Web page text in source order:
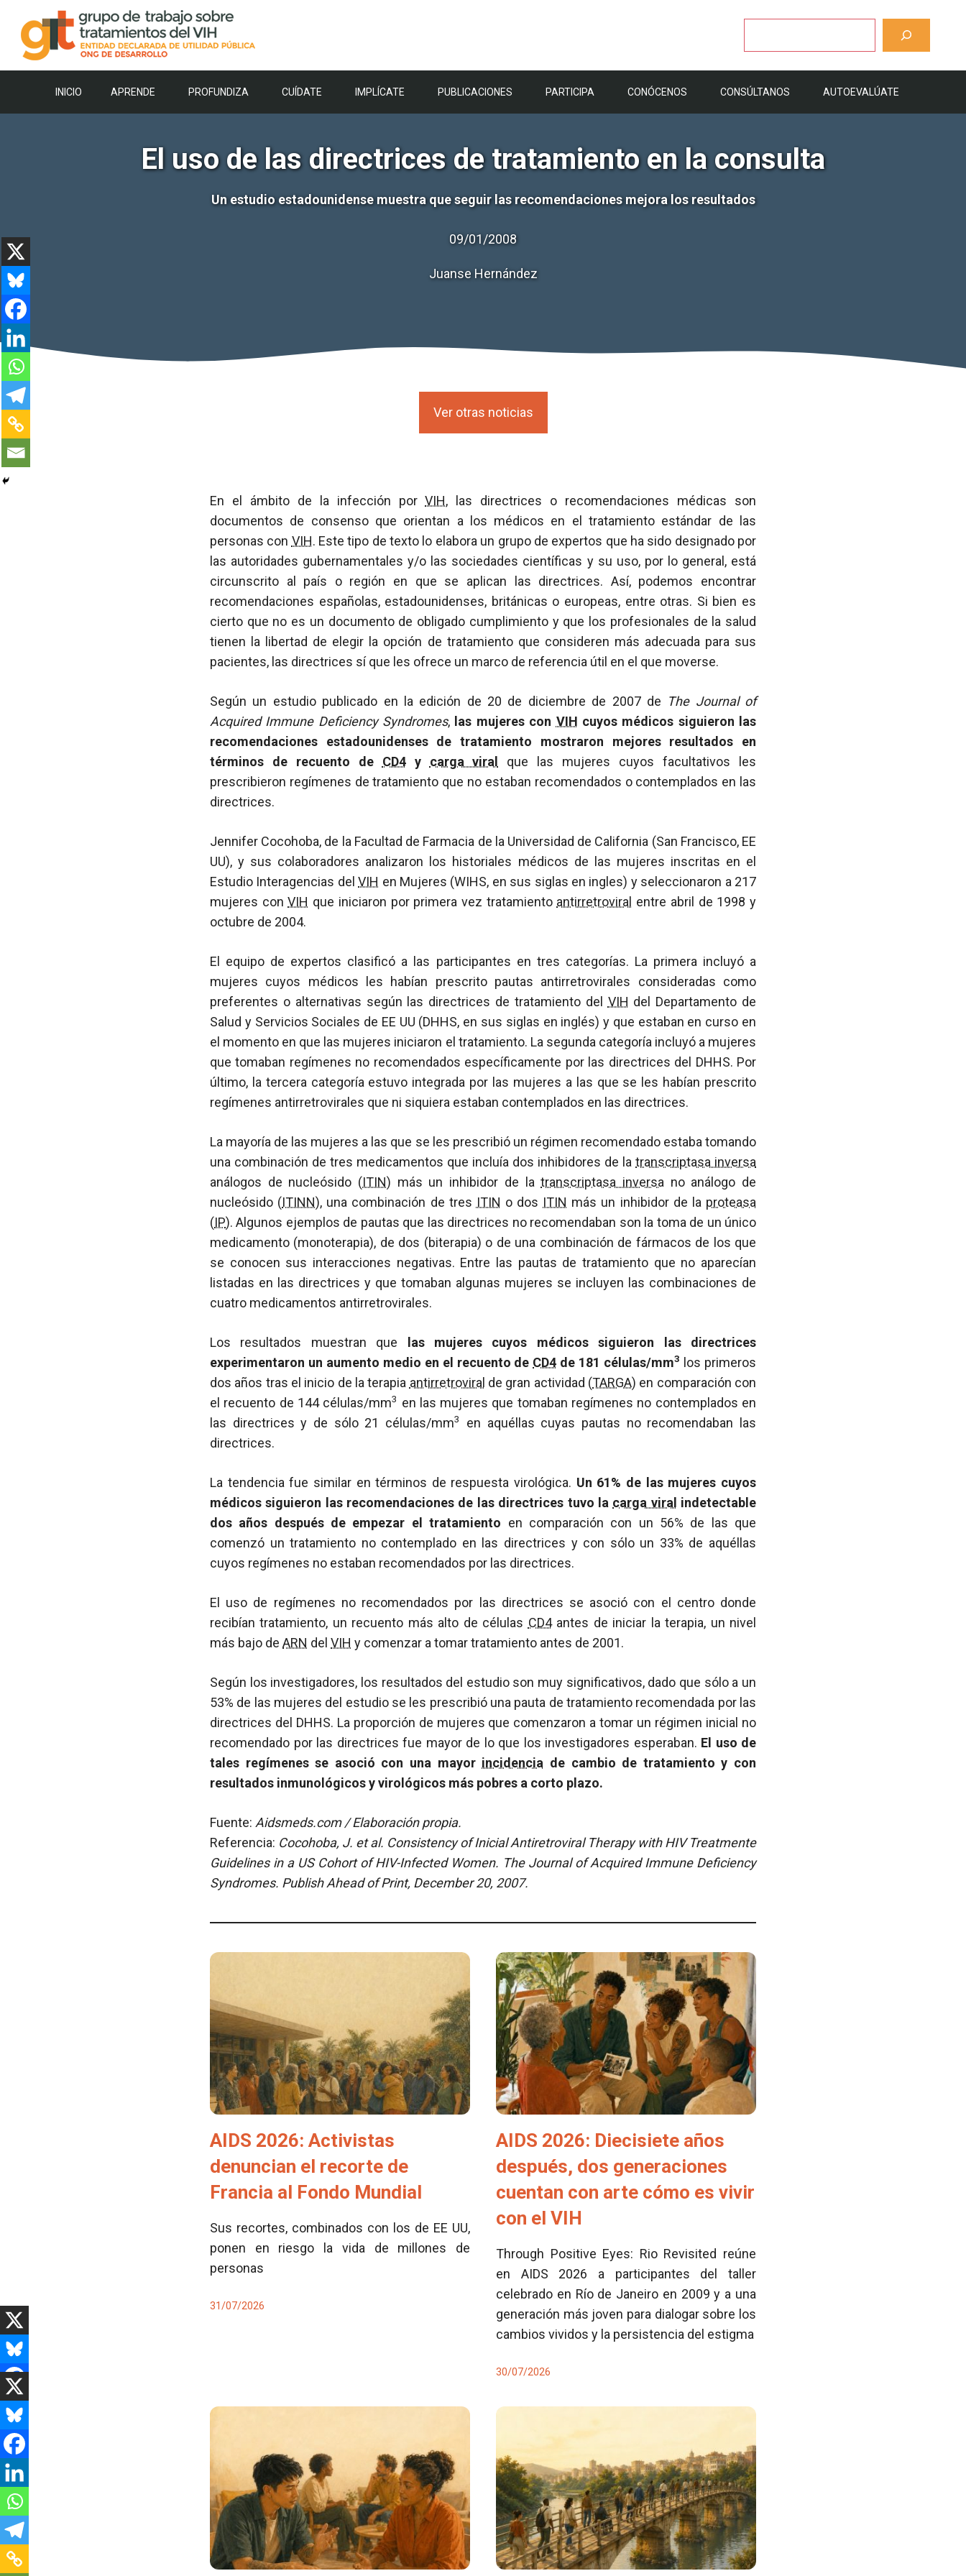
contenido
INICIO APRENDE PROFUNDIZA CUÍDATE IMPLÍCATE PUBLICACIONES PARTICIPA CONÓCENOS CONSÚLTANOS AUTOEVALÚATE
El uso de las directrices de tratamiento en la consulta
Un estudio estadounidense muestra que seguir las recomendaciones mejora los resultados
09/01/2008
Juanse Hernández
Ver otras noticias
En el ámbito de la infección porVIH, las directrices o recomendaciones médicas son
documentos de consenso que orientan a los médicos en el tratamiento estándar de las
personas con VIH. Este tipo de texto lo elabora un grupo de expertos que ha sido designado por
las autoridades gubernamentales y/o las sociedades científicas y su uso, por lo general, está
circunscrito al país o región en que se aplican las directrices. Así, podemos encontrar
recomendaciones españolas, estadounidenses, británicas o europeas, entre otras. Si bien es
cierto que no es un documento de obligado cumplimiento y que los profesionales de la salud
tienen la libertad de elegir la opción de tratamiento que consideren más adecuada para sus
pacientes, las directrices sí que les ofrece un marco de referencia útil en el que moverse.
Según un estudio publicado en la edición de 20 de diciembre de 2007 de The Journal of
Acquired Immune Deficiency Syndromes, las mujeres con VIH cuyos médicos siguieron las
recomendaciones estadounidenses de tratamiento mostraron mejores resultados en
términos de recuento de CD4y carga viral
que las mujeres cuyos facultativos les
prescribieron regímenes de tratamiento que no estaban recomendados o contemplados en las
directrices.
Jennifer Cocohoba, de la Facultad de Farmacia de la Universidad de California (San Francisco, EE
UU), y sus colaboradores analizaron los historiales médicos de las mujeres inscritas en el
Estudio Interagencias delVIH en Mujeres (WIHS, en sus siglas en ingles) y seleccionaron a 217
mujeres conVIH que iniciaron por primera vez tratamiento antirretroviral entre abril de 1998 y
octubre de 2004.
El equipo de expertos clasificó a las participantes en tres categorías. La primera incluyó a
mujeres cuyos médicos les habían prescrito pautas antirretrovirales consideradas como
preferentes o alternativas según las directrices de tratamiento del VIH del Departamento de
Salud y Servicios Sociales de EE UU (DHHS, en sus siglas en inglés) y que estaban en curso en
el momento en que las mujeres iniciaron el tratamiento. La segunda categoría incluyó a mujeres
que tomaban regímenes no recomendados específicamente por las directrices del DHHS. Por
último, la tercera categoría estuvo integrada por las mujeres a las que se les habían prescrito
regímenes antirretrovirales que ni siquiera estaban contemplados en las directrices.
La mayoría de las mujeres a las que se les prescribió un régimen recomendado estaba tomando
una combinación de tres medicamentos que incluía dos inhibidores de la transcriptasa inversa
análogos de nucleósido (ITIN) más un inhibidor de latranscriptasa inversa no análogo de
nucleósido (ITINN), una combinación de tres ITIN o dos ITIN más un inhibidor de la proteasa
(IP). Algunos ejemplos de pautas que las directrices no recomendaban son la toma de un único
medicamento (monoterapia), de dos (biterapia) o de una combinación de fármacos de los que
se conocen sus interacciones negativas. Entre las pautas de tratamiento que no aparecían
listadas en las directrices y que tomaban algunas mujeres se incluyen las combinaciones de
cuatro medicamentos antirretrovirales.
Los resultados muestran que
las mujeres cuyos médicos siguieron las directrices
experimentaron un aumento medio en el recuento de CD4 de 181 células/mm3
los primeros
dos años tras el inicio de la terapia antirretroviral de gran actividad (TARGA) en comparación con
el recuento de 144 células/mm3 en las mujeres que tomaban regímenes no contemplados en
las directrices y de sólo 21 células/mm3
en aquéllas cuyas pautas no recomendaban las
directrices.
La tendencia fue similar en términos de respuesta virológica. Un 61% de las mujeres cuyos
médicos siguieron las recomendaciones de las directrices tuvo la carga viral indetectable
dos años después de empezar el tratamiento en comparación con un 56% de las que
comenzó un tratamiento no contemplado en las directrices y con sólo un 33% de aquéllas
cuyos regímenes no estaban recomendados por las directrices.
El uso de regímenes no recomendados por las directrices se asoció con el centro donde
recibían tratamiento, un recuento más alto de células CD4antes de iniciar la terapia, un nivel
más bajo de ARN del VIH y comenzar a tomar tratamiento antes de 2001.
Según los investigadores, los resultados del estudio son muy significativos, dado que sólo a un
53% de las mujeres del estudio se les prescribió una pauta de tratamiento recomendada por las
directrices del DHHS. La proporción de mujeres que comenzaron a tomar un régimen inicial no
recomendado por las directrices fue mayor de lo que los investigadores esperaban. El uso de
tales regímenes se asoció con una mayor incidencia de cambio de tratamiento y con
resultados inmunológicos y virológicos más pobres a corto plazo.
Fuente: Aidsmeds.com / Elaboración propia.
Referencia: Cocohoba, J. et al. Consistency of Inicial Antiretroviral Therapy with HIV Treatmente
Guidelines in a US Cohort of HIV-Infected Women. The Journal of Acquired Immune Deficiency
Syndromes. Publish Ahead of Print, December 20, 2007.
AIDS 2026: Activistas
denuncian el recorte de
Francia al Fondo Mundial
Sus recortes, combinados con los de EE UU,
ponen en riesgo la vida de millones de
personas
31/07/2026
AIDS 2026: Diecisiete años
después, dos generaciones
cuentan con arte cómo es vivir
con el VIH
Through Positive Eyes: Rio Revisited reúne
en AIDS 2026 a participantes del taller
celebrado en Río de Janeiro en 2009 y a una
generación más joven para dialogar sobre los
cambios vividos y la persistencia del estigma
30/07/2026